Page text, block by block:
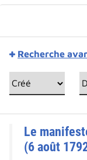
Recherche
Le
(6 août